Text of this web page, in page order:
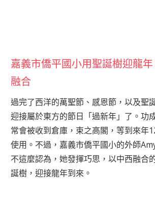
嘉義市僑平國小用聖誕樹迎龍
融合
過完了西洋的萬聖節、感恩節，以及聖
迎接屬於東方的節日「過新年」了。功
常會被收到倉庫，束之高閣，等到來年
使用。不過，嘉義市僑平國小的外師
不這麼認為，她發揮巧思，以中西融合
誕樹，迎接龍年到來。